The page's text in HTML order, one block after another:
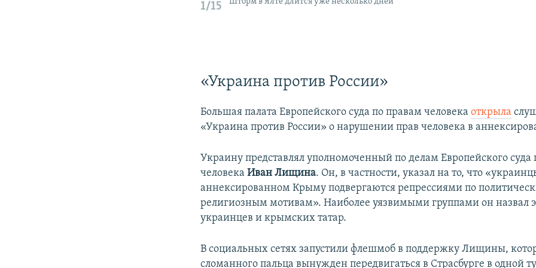
1/15
«Украина против России»
Большая палата Европейского суда по правам человекаоткрыла
«Украина против России» о нарушении прав человека в
Украину представлял уполномоченный по делам Европейского суда
человекаИван Лищина. Он, в частности, указал на то, что
аннексированном Крыму подвергаются репрессиями по
религиозным мотивам». Наиболее уязвимыми группами он назвал
украинцев и крымских татар.
В социальных сетях запустили флешмоб в поддержку Лищины,
сломанного пальца вынужден передвигаться в Страсбурге в одной